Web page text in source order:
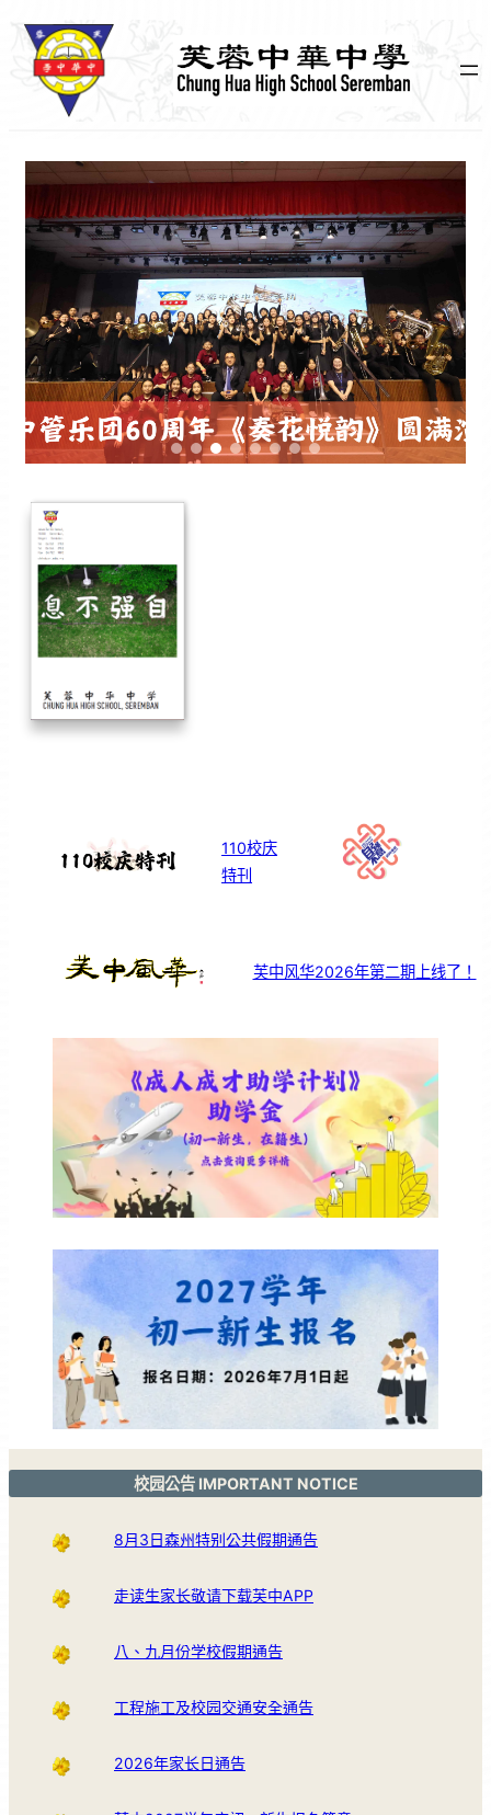
110校庆
特刊
芙中风华2026年第二期上线了！
校园公告 IMPORTANT NOTICE
8月3日森州特别公共假期通告
走读生家长敬请下载芙中APP
八、九月份学校假期通告
工程施工及校园交通安全通告
2026年家长日通告